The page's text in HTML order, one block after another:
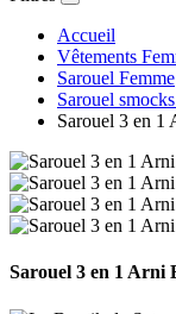
Accueil
Vêtements
Sarouel Femme
Sarouel
Sarouel 3 en 1
Sarouel 3 en 1 Arni